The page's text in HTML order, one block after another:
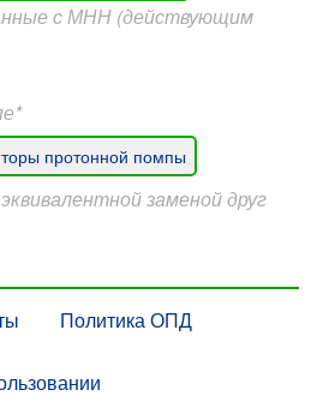
с МНН (действующим
протонной помпы
заменой друг
Политика ОПД